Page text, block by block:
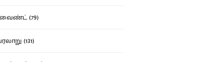
(79)
(131)